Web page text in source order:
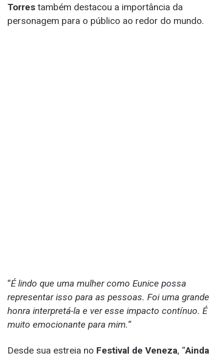
Torres também destacou a importância da
personagem para o público ao redor do mundo.
“É lindo que uma mulher como Eunice possa
representar isso para as pessoas. Foi uma grande
honra interpretá-la e ver esse impacto contínuo. É
muito emocionante para mim.“
Desde sua estreia no Festival de Veneza, “Ainda